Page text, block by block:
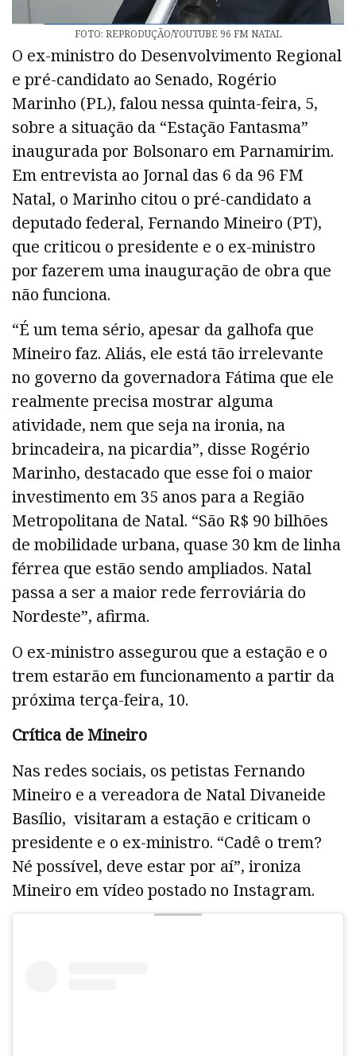
FOTO: REPRODUÇÃO/YOUTUBE 96 FM NATAL
O ex-ministro do Desenvolvimento Regional
e pré-candidato ao Senado, Rogério
Marinho (PL), falou nessa quinta-feira, 5,
sobre a situação da “Estação Fantasma”
inaugurada por Bolsonaro em Parnamirim.
Em entrevista ao Jornal das 6 da 96 FM
Natal, o Marinho citou o pré-candidato a
deputado federal, Fernando Mineiro (PT),
que criticou o presidente e o ex-ministro
por fazerem uma inauguração de obra que
não funciona.
“É um tema sério, apesar da galhofa que
Mineiro faz. Aliás, ele está tão irrelevante
no governo da governadora Fátima que ele
realmente precisa mostrar alguma
atividade, nem que seja na ironia, na
brincadeira, na picardia”, disse Rogério
Marinho, destacado que esse foi o maior
investimento em 35 anos para a Região
Metropolitana de Natal. “São R$ 90 bilhões
de mobilidade urbana, quase 30 km de linha
férrea que estão sendo ampliados. Natal
passa a ser a maior rede ferroviária do
Nordeste”, afirma.
O ex-ministro assegurou que a estação e o
trem estarão em funcionamento a partir da
próxima terça-feira, 10.
Crítica de Mineiro
Nas redes sociais, os petistas Fernando
Mineiro e a vereadora de Natal Divaneide
Basílio, visitaram a estação e criticam o
presidente e o ex-ministro. “Cadê o trem?
Né possível, deve estar por aí”, ironiza
Mineiro em vídeo postado no Instagram.